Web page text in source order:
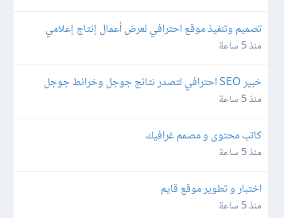
تصميم وتنفيذ موقع احترافي لعرض أعمال إنتاج إعلامي
منذ 5 ساعة
خبير SEO احترافي لتصدر نتائج جوجل وخرائط جوجل
منذ 5 ساعة
كاتب محتوى و مصمم غرافيك
منذ 5 ساعة
اختبار و تطوير موقع قايم
منذ 5 ساعة